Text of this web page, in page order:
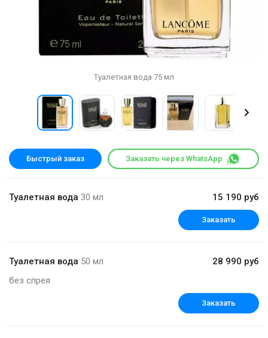
Туалетная вода 75 мл
Быстрый заказ Заказать через WhatsApp
Туалетная вода 30 мл 15 190 руб
Заказать
Туалетная вода 50 мл
без спрея
28 990 руб
Заказать